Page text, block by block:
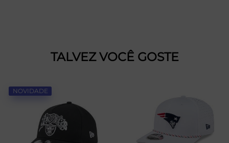
TALVEZ VOCÊ GOSTE
NOVIDADE